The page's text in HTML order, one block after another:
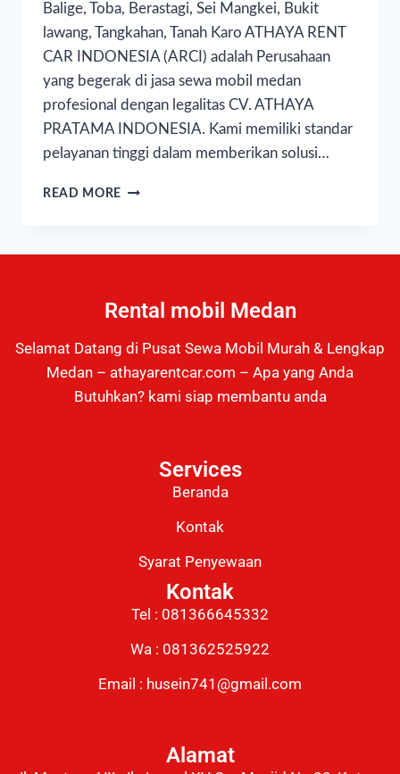
Balige, Toba, Berastagi, Sei Mangkei, Bukit
lawang, Tangkahan, Tanah Karo ATHAYA RENT
CAR INDONESIA (ARCI) adalah Perusahaan
yang begerak di jasa sewa mobil medan
profesional dengan legalitas CV. ATHAYA
PRATAMA INDONESIA. Kami memiliki standar
pelayanan tinggi dalam memberikan solusi…
READ MORE
Rental mobil Medan
Selamat Datang di Pusat Sewa Mobil Murah & Lengkap
Medan – athayarentcar.com – Apa yang Anda
Butuhkan? kami siap membantu anda
Services
Beranda
Kontak
Syarat Penyewaan
Kontak
Tel : 081366645332
Wa : 081362525922
Email : husein741@gmail.com
Alamat